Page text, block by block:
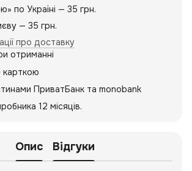
по Україні — 35 грн.
— 35 грн.
про доставку
отриманні
ПриватБанк та monobank
12 місяців.
Опис Відгуки